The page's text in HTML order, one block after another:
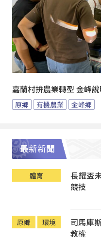
嘉蘭村拚農業轉型 金峰
原鄉 有機農業 金峰鄉
最新新聞
體育
長耀盃
競技
原鄉 環境
司馬庫
教權